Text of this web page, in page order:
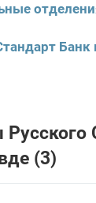
Банк
(3)